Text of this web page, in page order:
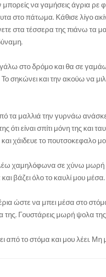
να γαμήσεις άγρια
στο πάτωμα. Κάθισε λίγο
στα τέσσερα της πιάνω τα
στο δρόμο και θα σε
σηκώνει και την ακούω να
τα μαλλιά την γυρνάω
ότι είναι σπίτι μόνη της και
χάιδευε το πουτσοκεφαλο
χαμηλόφωνα σε χύνω μωρή
και βάζει όλο το καυλί μου μέσα.
ώστε να μπει μέσα στο στόμα
Γουστάρεις μωρή ψολα
από το στόμα και μου λέει.